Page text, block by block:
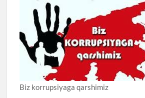
Biz korrupsiyaga qarshimiz